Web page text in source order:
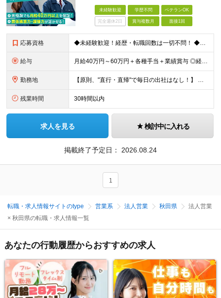
未経験歓迎 学歴不問 ベテランOK
完全週休2日 賞与複数月 面接1回
応募資格 ◆未経験歓迎！経歴・転職回数は一切不問！ ◆異業界出身の30代・40代も活躍中！ ◆U・Iターン希望の方も歓迎（引越費用規定あり） 【応募要件】 ■高卒以上 ■普通自動車運転免許（AT限定可） ■基
給与 月給40万円～60万円＋各種手当＋業績賞与 ◎経験や能力等を考慮し、優遇いたします！ ◎成果により業績賞与を年2回支給します！ 上記月給には、固定残業代として 「60,800円～95,000円（28
勤務地 【原則、"直行・直帰"で毎日の出社はなし！】 東京・埼玉・千葉・神奈川などを中心とした 周辺エリアの現場に「直行・直帰」となります！ ■関東第一第二支部 埼玉県八潮市大字二丁目1142-2 ◎最寄り
残業時間 30時間以内
求人を見る 検討中に入れる
掲載終了予定日： 2026.08.24
1
転職・求人情報サイトのtype 営業系 法人営業 秋田県
法人営業
× 秋田県の転職・求人情報一覧
あなたの行動履歴からおすすめの求人